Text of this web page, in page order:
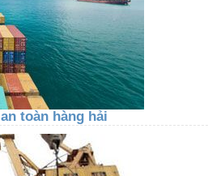
toàn hàng hải